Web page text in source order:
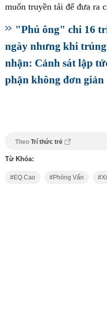
"Phú ông" chi 16
ngày nhưng khi
nhận: Cảnh sát lập
phận không đơn giản
Theo Trí thức trẻ
Từ Khóa:
EQ Cao Phỏng Vấn